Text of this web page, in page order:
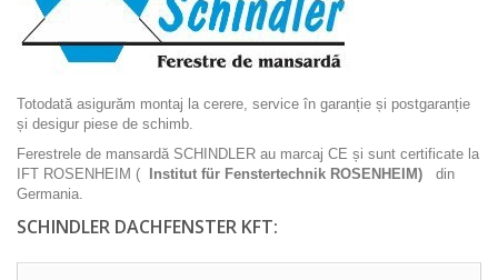
Totodată asigurăm montaj la cerere, service în garanție și postgaranție
și desigur piese de schimb.
Ferestrele de mansardă SCHINDLER au marcaj CE și sunt certificate la
IFT ROSENHEIM (
Institut für Fenstertechnik ROSENHEIM) din
Germania.
SCHINDLER DACHFENSTER KFT: